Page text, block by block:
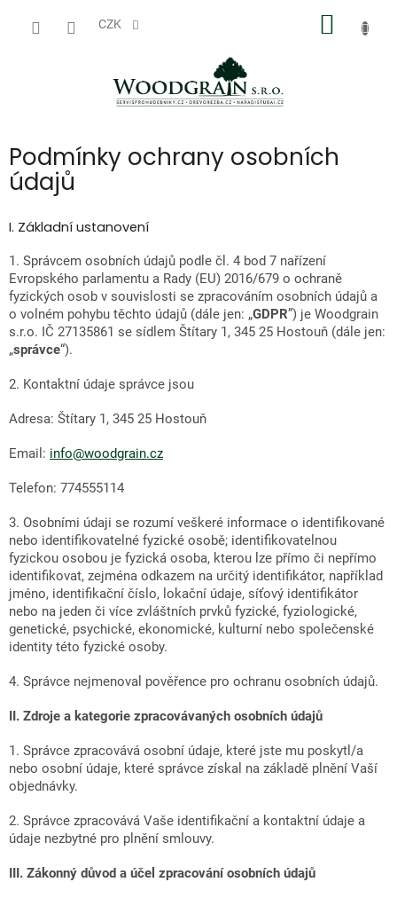
CZK
Podmínky ochrany osobních
údajů
I. Základní ustanovení
1. Správcem osobních údajů podle čl. 4 bod 7 nařízení
Evropského parlamentu a Rady (EU) 2016/679 o ochraně
fyzických osob v souvislosti se zpracováním osobních údajů a
o volném pohybu těchto údajů (dále jen: „GDPR”) je Woodgrain
s.r.o. IČ 27135861 se sídlem Štítary 1, 345 25 Hostouň (dále jen:
„správce“).
2. Kontaktní údaje správce jsou
Adresa: Štítary 1, 345 25 Hostouň
Email: info@woodgrain.cz
Telefon: 774555114
3. Osobními údaji se rozumí veškeré informace o identifikované
nebo identifikovatelné fyzické osobě; identifikovatelnou
fyzickou osobou je fyzická osoba, kterou lze přímo či nepřímo
identifikovat, zejména odkazem na určitý identifikátor, například
jméno, identifikační číslo, lokační údaje, síťový identifikátor
nebo na jeden či více zvláštních prvků fyzické, fyziologické,
genetické, psychické, ekonomické, kulturní nebo společenské
identity této fyzické osoby.
4. Správce nejmenoval pověřence pro ochranu osobních údajů.
II. Zdroje a kategorie zpracovávaných osobních údajů
1. Správce zpracovává osobní údaje, které jste mu poskytl/a
nebo osobní údaje, které správce získal na základě plnění Vaší
objednávky.
2. Správce zpracovává Vaše identifikační a kontaktní údaje a
údaje nezbytné pro plnění smlouvy.
III. Zákonný důvod a účel zpracování osobních údajů